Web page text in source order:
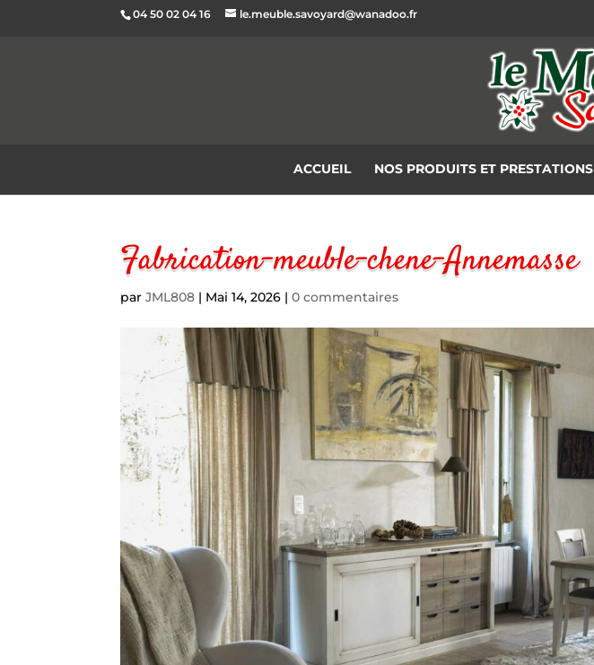
04 50 02 04 16 le.meuble.savoyard@wanadoo.fr
ACCUEIL NOS PRODUITS ET PRESTATIONS
Fabrication-meuble-chene-Annemasse
parJML808 | Mai 14, 2026 |0 commentaires